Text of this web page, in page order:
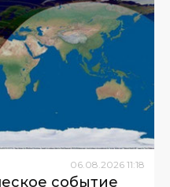
06 08 2026 11:18
событие